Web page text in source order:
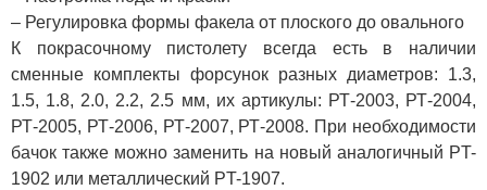
– Регулировка формы факела от плоского до овального
К покрасочному пистолету всегда есть в наличии
сменные комплекты форсунок разных диаметров: 1.3,
1.5, 1.8, 2.0, 2.2, 2.5 мм, их артикулы: РТ-2003, РТ-2004,
РТ-2005, РТ-2006, РТ-2007, РТ-2008. При необходимости
бачок также можно заменить на новый аналогичный PT-
1902 или металлический PT-1907.